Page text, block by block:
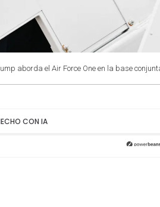
aborda el Air Force One en la base
CON IA